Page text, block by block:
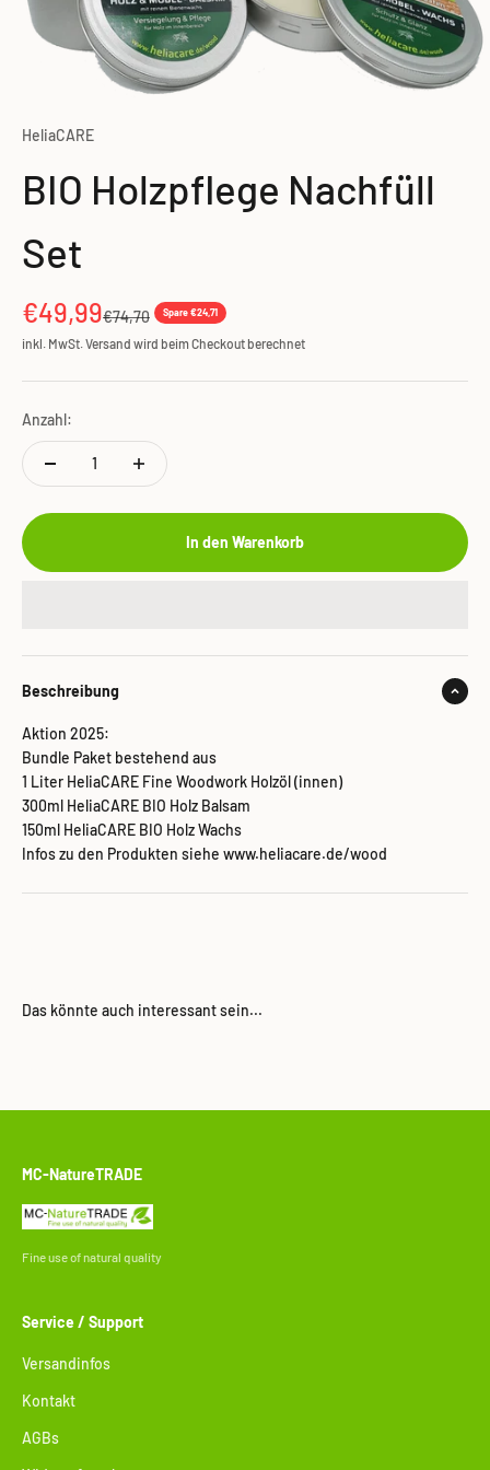
HeliaCARE
BIO Holzpflege Nachfüll
Set
Angebot
€49,99Regulärer Preis
€74,70 Spare €24,71
inkl. MwSt. Versand wird beim Checkout berechnet
Anzahl:
In den Warenkorb
Beschreibung
Aktion 2025:
Bundle Paket bestehend aus
1 Liter HeliaCARE Fine Woodwork Holzöl (innen)
300ml HeliaCARE BIO Holz Balsam
150ml HeliaCARE BIO Holz Wachs
Infos zu den Produkten siehe www.heliacare.de/wood
MC-NatureTRADE
Fine use of natural quality
Service / Support
Versandinfos
Kontakt
AGBs